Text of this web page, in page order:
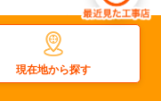
更新日：2025.12.12
屋上防水
現在地から探す